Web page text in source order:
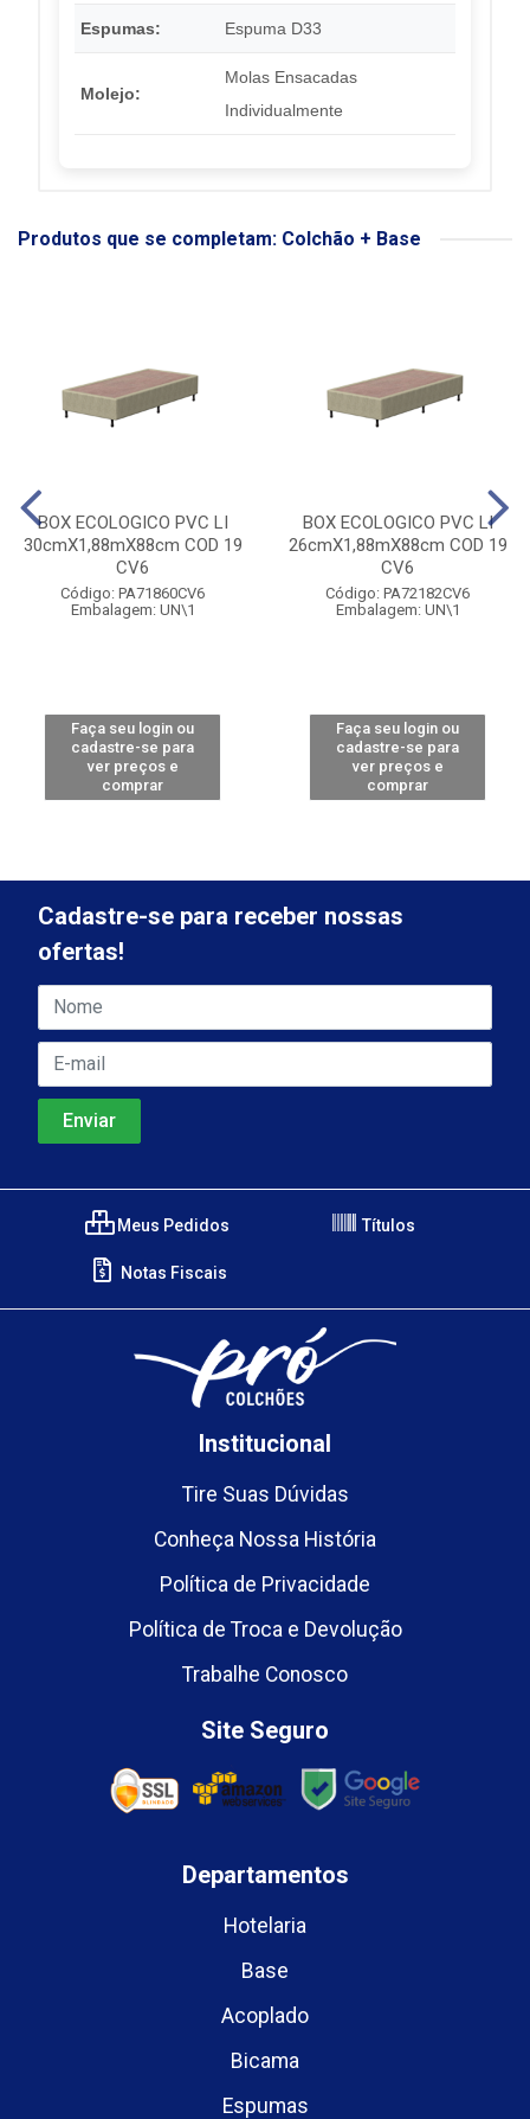
Espumas: Espuma D33
Molejo:
Molas Ensacadas
Individualmente
Produtos que se completam: Colchão + Base
BOX ECOLOGICO PVC LI
30cmX1,88mX88cm COD 19
CV6
Código: PA71860CV6
Embalagem: UN\1
Faça seu login ou
cadastre-se para
ver preços e
comprar
BOX ECOLOGICO PVC LI
26cmX1,88mX88cm COD 19
CV6
Código: PA72182CV6
Embalagem: UN\1
Faça seu login ou
cadastre-se para
ver preços e
comprar
Cadastre-se para receber nossas
ofertas!
Meus Pedidos Títulos
Notas Fiscais
Institucional
Tire Suas Dúvidas
Conheça Nossa História
Política de Privacidade
Política de Troca e Devolução
Trabalhe Conosco
Site Seguro
Departamentos
Hotelaria
Base
Acoplado
Bicama
Espumas